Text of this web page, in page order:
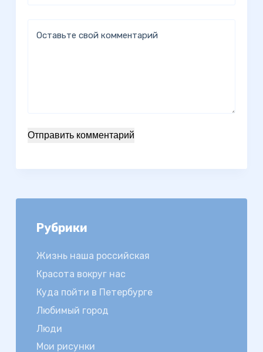
Оставьте свой комментарий
Отправить комментарий
Рубрики
Жизнь наша российская
Красота вокруг нас
Куда пойти в Петербурге
Любимый город
Люди
Мои рисунки